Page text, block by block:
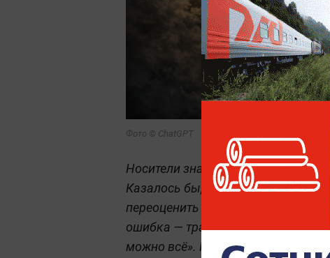
Фото © ChatGPT
Носители знака зодиака Телец в
Казалось бы, их стихия, их
переоценить свои возможности.
ошибка — тратить больше, чем
можно всё». Покупки ради